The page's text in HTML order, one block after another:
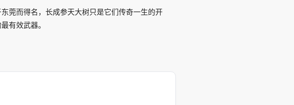
莞而得名，长成参天大树只是它们传奇一生的开
有效武器。